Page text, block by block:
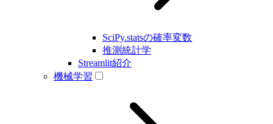
SciPy.statsの確率変数
推測統計学
Streamlit紹介
機械学習